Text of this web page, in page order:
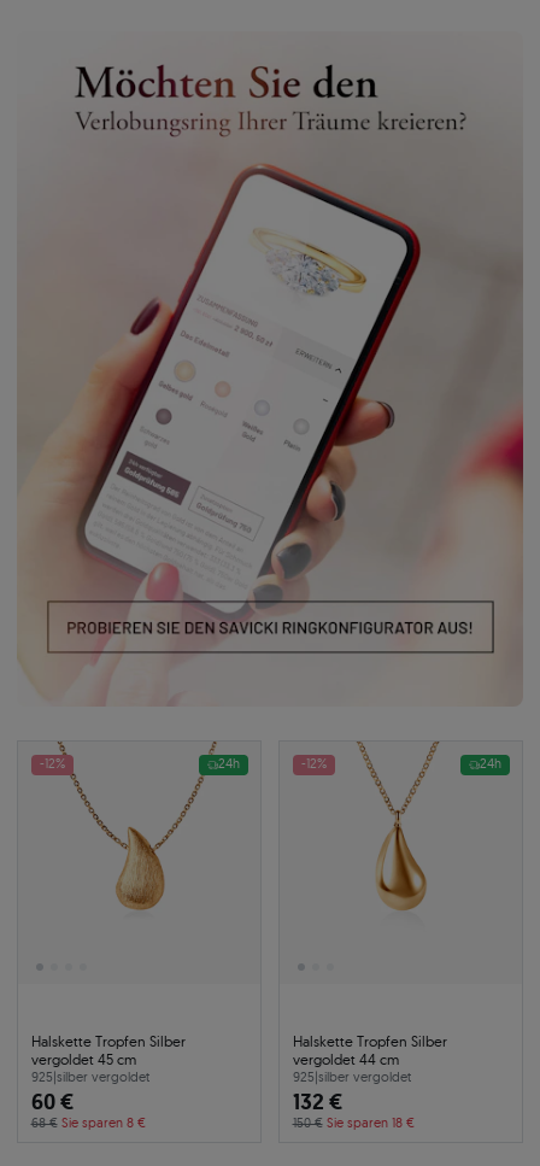
-12% 24h
Halskette Tropfen Silber
vergoldet 45 cm
925|silber vergoldet
60 €
68 € Sie sparen 8 €
-12% 24h
Halskette Tropfen Silber
vergoldet 44 cm
925|silber vergoldet
132 €
150 € Sie sparen 18 €